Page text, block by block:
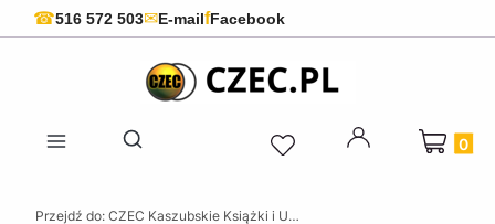
☎516 572 503✉E-mailfFacebook
Otwórz wyszukiwarkę
Produkty
Przejdź do: CZEC Kaszubskie Książki i Upominki - Pamiątki z Kaszub